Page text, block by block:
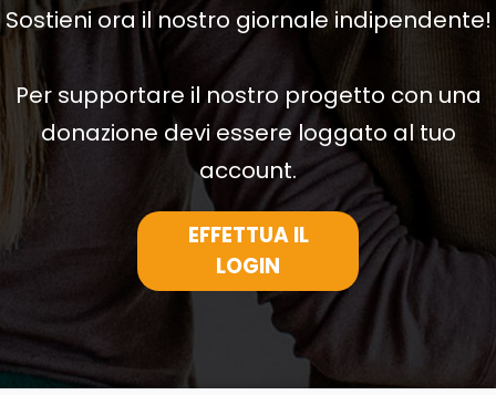
Sostieni ora il nostro giornale indipendente!
Per supportare il nostro progetto con una
donazione devi essere loggato al tuo
account.
EFFETTUA IL
LOGIN